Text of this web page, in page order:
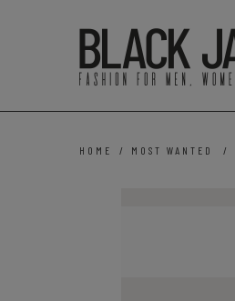
HOME / MOST WANTED /